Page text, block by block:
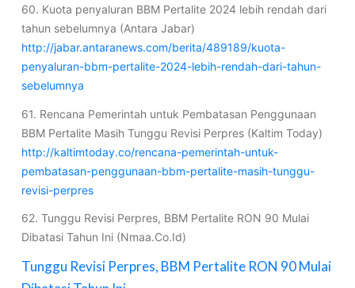
60. Kuota penyaluran BBM Pertalite 2024 lebih rendah dari
tahun sebelumnya (Antara Jabar)
http://jabar.antaranews.com/berita/489189/kuota-
penyaluran-bbm-pertalite-2024-lebih-rendah-dari-tahun-
sebelumnya
61. Rencana Pemerintah untuk Pembatasan Penggunaan
BBM Pertalite Masih Tunggu Revisi Perpres (Kaltim Today)
http://kaltimtoday.co/rencana-pemerintah-untuk-
pembatasan-penggunaan-bbm-pertalite-masih-tunggu-
revisi-perpres
62. Tunggu Revisi Perpres, BBM Pertalite RON 90 Mulai
Dibatasi Tahun Ini (Nmaa.Co.Id)
Tunggu Revisi Perpres, BBM Pertalite RON 90 Mulai